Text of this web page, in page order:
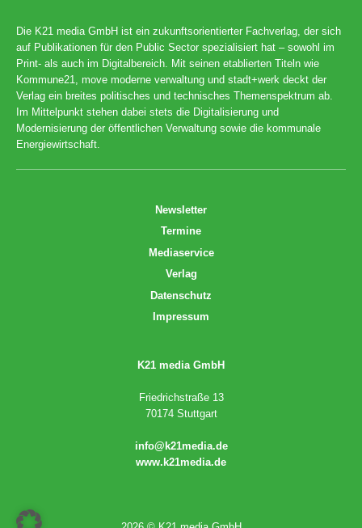
Die K21 media GmbH ist ein zukunftsorientierter Fachverlag, der sich
auf Publikationen für den Public Sector spezialisiert hat – sowohl im
Print- als auch im Digitalbereich. Mit seinen etablierten Titeln wie
Kommune21, move moderne verwaltung und stadt+werk deckt der
Verlag ein breites politisches und technisches Themenspektrum ab.
Im Mittelpunkt stehen dabei stets die Digitalisierung und
Modernisierung der öffentlichen Verwaltung sowie die kommunale
Energiewirtschaft.
Newsletter
Termine
Mediaservice
Verlag
Datenschutz
Impressum
K21 media GmbH
Friedrichstraße 13
70174 Stuttgart
info@k21media.de
www.k21media.de